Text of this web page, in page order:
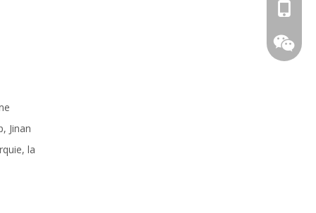
Jinan
la